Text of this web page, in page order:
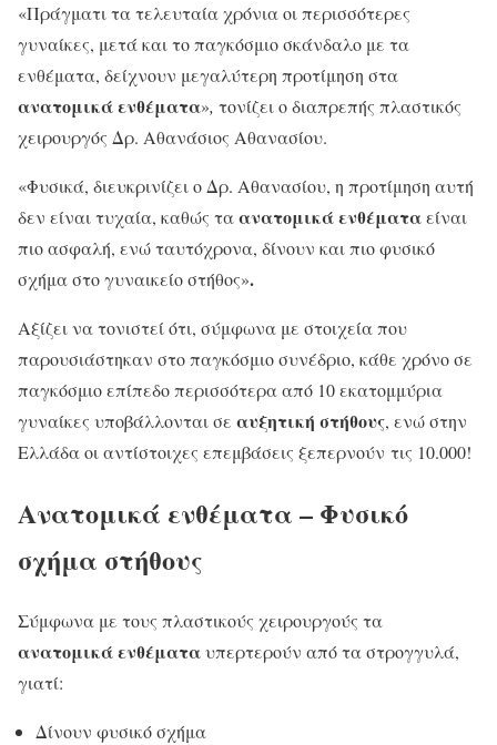
«Πράγματι τα τελευταία χρόνια οι περισσότερες
γυναίκες, μετά και το παγκόσμιο σκάνδαλο με τα
ενθέματα, δείχνουν μεγαλύτερη προτίμηση στα
ανατομικά ενθέματα», τονίζει ο διαπρεπής πλαστικός
χειρουργός Δρ. Αθανάσιος Αθανασίου.
«Φυσικά, διευκρινίζει ο Δρ. Αθανασίου, η προτίμηση αυτή
δεν είναι τυχαία, καθώς ταανατομικά ενθέματαείναι
πιο ασφαλή, ενώ ταυτόχρονα, δίνουν και πιο φυσικό
σχήμα στο γυναικείο στήθος».
Αξίζει να τονιστεί ότι, σύμφωνα με στοιχεία που
παρουσιάστηκαν στο παγκόσμιο συνέδριο, κάθε χρόνο σε
παγκόσμιο επίπεδο περισσότερα από 10 εκατομμύρια
γυναίκες υποβάλλονται σε αυξητική στήθους, ενώ στην
Ελλάδα οι αντίστοιχες επεμβάσεις ξεπερνούν τις 10.000!
Ανατομικά ενθέματα – Φυσικό
σχήμα στήθους
Σύμφωνα με τους πλαστικούς χειρουργούς τα
ανατομικά ενθέματαυπερτερούν από τα στρογγυλά,
γιατί:
Δίνουν φυσικό σχήμα